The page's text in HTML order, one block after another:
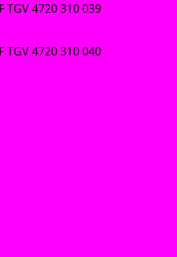
TGV 4720 310 039
TGV 4720 310 040